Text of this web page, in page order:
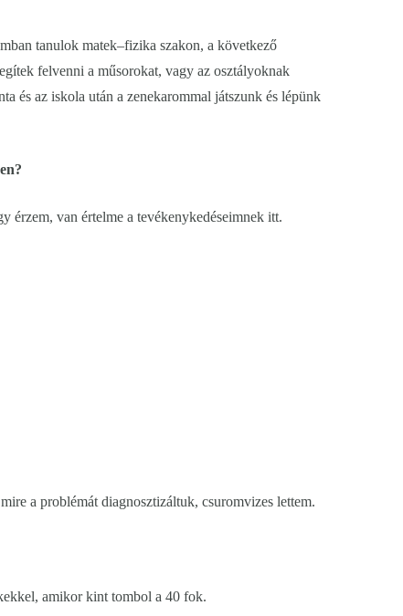
tanulok matek–fizika szakon, a következő
felvenni a műsorokat, vagy az osztályoknak
és az iskola után a zenekarommal játszunk és lépünk
érzem, van értelme a tevékenykedéseimnek itt.
a problémát diagnosztizáltuk, csuromvizes lettem.
amikor kint tombol a 40 fok.